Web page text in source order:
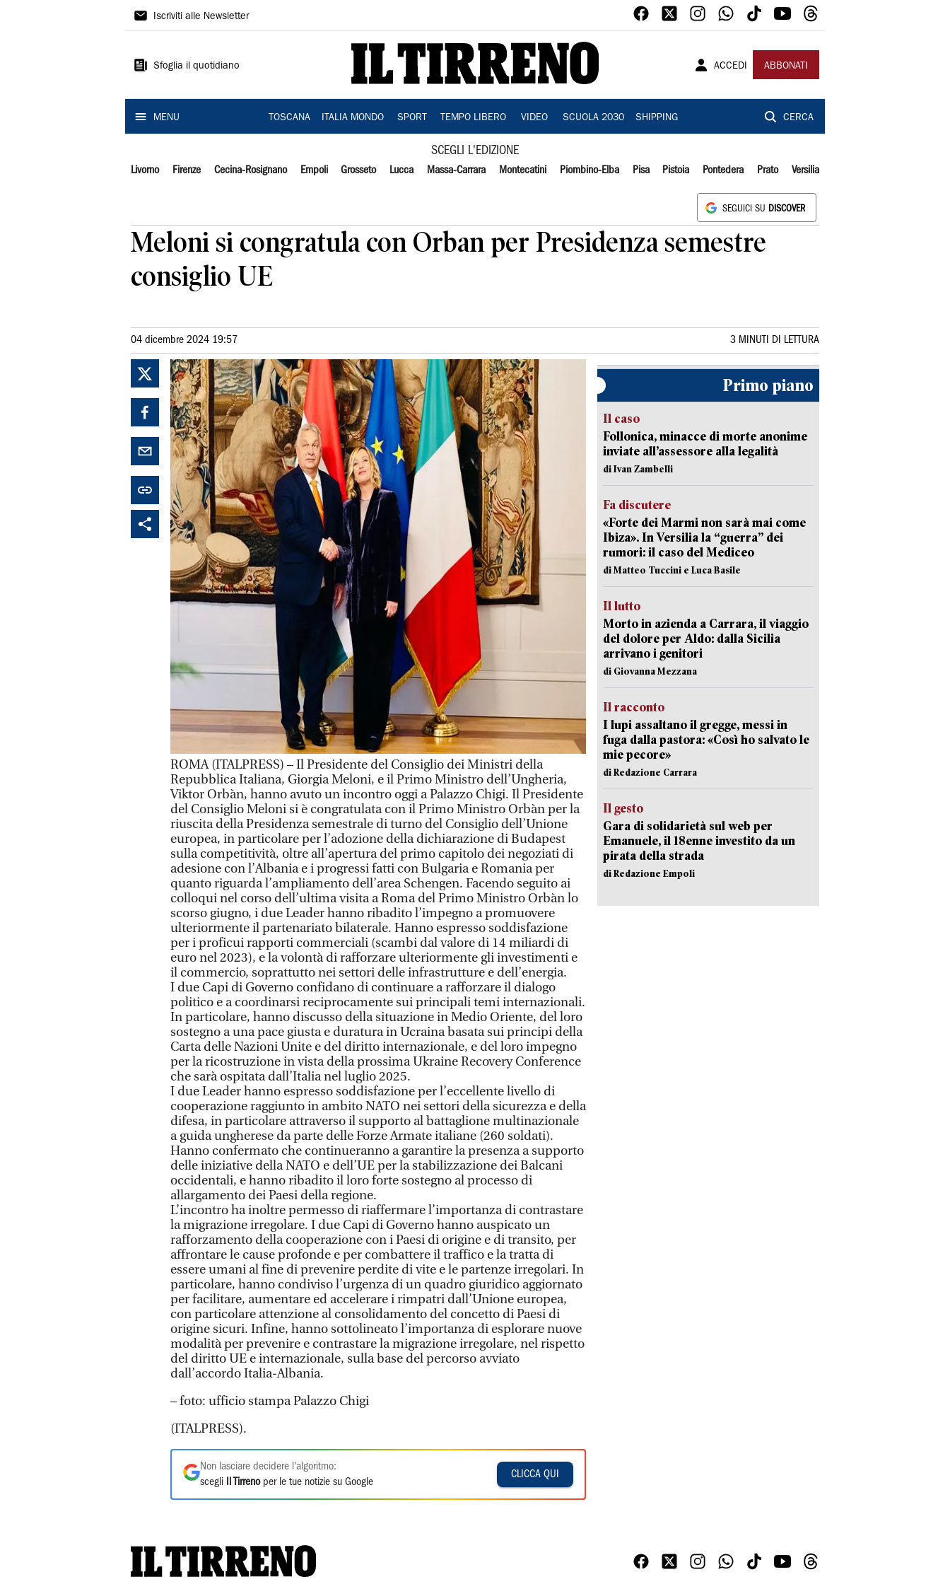
Il
Iscriviti alle Newsletter
Sfoglia il quotidiano ACCEDI ABBONATI
MENU TOSCANA ITALIA MONDO SPORT TEMPO LIBERO VIDEO SCUOLA 2030 SHIPPING CERCA
SCEGLI L'EDIZIONE
Livorno Firenze Cecina-Rosignano Empoli Grosseto Lucca Massa-Carrara Montecatini Piombino-Elba Pisa Pistoia Pontedera Prato Versilia
SEGUICI SU DISCOVER
Meloni si congratula con Orban per Presidenza semestre
consiglio UE
04 dicembre 2024 19:57 3 MINUTI DI LETTURA
ROMA (ITALPRESS) – Il Presidente del Consiglio dei Ministri della
Repubblica Italiana, Giorgia Meloni, e il Primo Ministro dell’Ungheria,
Viktor Orbàn, hanno avuto un incontro oggi a Palazzo Chigi. Il Presidente
del Consiglio Meloni si è congratulata con il Primo Ministro Orbàn per la
riuscita della Presidenza semestrale di turno del Consiglio dell’Unione
europea, in particolare per l’adozione della dichiarazione di Budapest
sulla competitività, oltre all’apertura del primo capitolo dei negoziati di
adesione con l’Albania e i progressi fatti con Bulgaria e Romania per
quanto riguarda l’ampliamento dell’area Schengen. Facendo seguito ai
colloqui nel corso dell’ultima visita a Roma del Primo Ministro Orbàn lo
scorso giugno, i due Leader hanno ribadito l’impegno a promuovere
ulteriormente il partenariato bilaterale. Hanno espresso soddisfazione
per i proficui rapporti commerciali (scambi dal valore di 14 miliardi di
euro nel 2023), e la volontà di rafforzare ulteriormente gli investimenti e
il commercio, soprattutto nei settori delle infrastrutture e dell’energia.
I due Capi di Governo confidano di continuare a rafforzare il dialogo
politico e a coordinarsi reciprocamente sui principali temi internazionali.
In particolare, hanno discusso della situazione in Medio Oriente, del loro
sostegno a una pace giusta e duratura in Ucraina basata sui principi della
Carta delle Nazioni Unite e del diritto internazionale, e del loro impegno
per la ricostruzione in vista della prossima Ukraine Recovery Conference
che sarà ospitata dall’Italia nel luglio 2025.
I due Leader hanno espresso soddisfazione per l’eccellente livello di
cooperazione raggiunto in ambito NATO nei settori della sicurezza e della
difesa, in particolare attraverso il supporto al battaglione multinazionale
a guida ungherese da parte delle Forze Armate italiane (260 soldati).
Hanno confermato che continueranno a garantire la presenza a supporto
delle iniziative della NATO e dell’UE per la stabilizzazione dei Balcani
occidentali, e hanno ribadito il loro forte sostegno al processo di
allargamento dei Paesi della regione.
L’incontro ha inoltre permesso di riaffermare l’importanza di contrastare
la migrazione irregolare. I due Capi di Governo hanno auspicato un
rafforzamento della cooperazione con i Paesi di origine e di transito, per
affrontare le cause profonde e per combattere il traffico e la tratta di
essere umani al fine di prevenire perdite di vite e le partenze irregolari. In
particolare, hanno condiviso l’urgenza di un quadro giuridico aggiornato
per facilitare, aumentare ed accelerare i rimpatri dall’Unione europea,
con particolare attenzione al consolidamento del concetto di Paesi di
origine sicuri. Infine, hanno sottolineato l’importanza di esplorare nuove
modalità per prevenire e contrastare la migrazione irregolare, nel rispetto
del diritto UE e internazionale, sulla base del percorso avviato
dall’accordo Italia-Albania.
– foto: ufficio stampa Palazzo Chigi
(ITALPRESS).
Non lasciare decidere l'algoritmo:
scegli
Il Tirrenoper le tue notizie su Google
CLICCA QUI
Primo piano
Il caso
Follonica, minacce di morte anonime
inviate all’assessore alla legalità
di Ivan Zambelli
Fa discutere
«Forte dei Marmi non sarà mai come
Ibiza». In Versilia la “guerra” dei
rumori: il caso del Mediceo
di Matteo Tuccini e Luca Basile
Il lutto
Morto in azienda a Carrara, il viaggio
del dolore per Aldo: dalla Sicilia
arrivano i genitori
di Giovanna Mezzana
Il racconto
I lupi assaltano il gregge, messi in
fuga dalla pastora: «Così ho salvato le
mie pecore»
di Redazione Carrara
Il gesto
Gara di solidarietà sul web per
Emanuele, il 18enne investito da un
pirata della strada
di Redazione Empoli